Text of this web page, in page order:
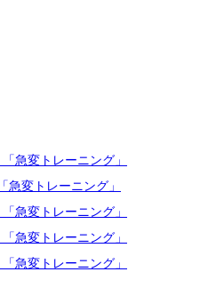
急変トレーニング」
急変トレーニング」
急変トレーニング」
急変トレーニング」
急変トレーニング」